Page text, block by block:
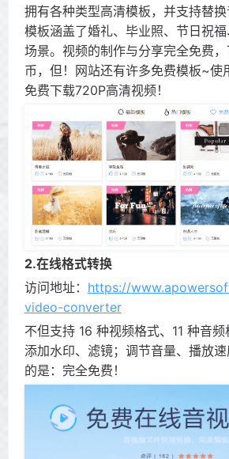
拥有各种类型高清模板，并支持替换
模板涵盖了婚礼、毕业照、节日祝
场景。视频的制作与分享完全免费
币，但！网站还有许多免费模板~使
免费下载720P高清视频！
2.在线格式转换
访问地址： https://
video-converter
不但支持 16 种视频格式、11 种音
添加水印、滤镜；调节音量、播放
的是：完全免费！